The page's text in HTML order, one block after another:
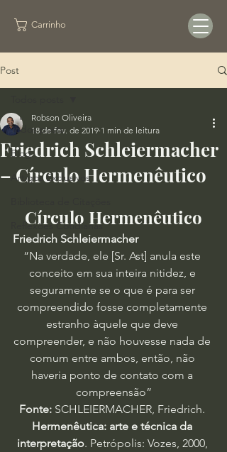
Carrinho
Post
Todos posts
Blog
Artigos Exclusivos
Reflexões Cotidianas
Friedrich Schleiermacher
– Círculo Hermenêutico
Robson Oliveira
18 de fev. de 2019 1 min de leitura
Círculo Hermenêutico
Friedrich Schleiermacher
“Na verdade, ele [Sr. Ast] anula este
conceito em sua inteira nitidez, e
seguramente se o que é para ser
compreendido fosse completamente
estranho àquele que deve
compreender, e não houvesse nada de
comum entre ambos, então, não
haveria ponto de contato com a
compreensão”
Fonte: SCHLEIERMACHER, Friedrich.
Hermenêutica: arte e técnica da
interpretação. Petrópolis: Vozes, 2000,